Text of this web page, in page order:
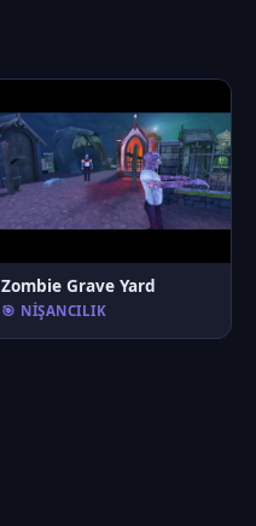
Zombie Grave Yard
🎯 NIŞANCILIK